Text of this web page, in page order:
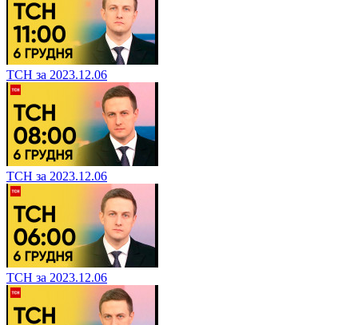
ТСН за 2023.12.06
ТСН за 2023.12.06
ТСН за 2023.12.06